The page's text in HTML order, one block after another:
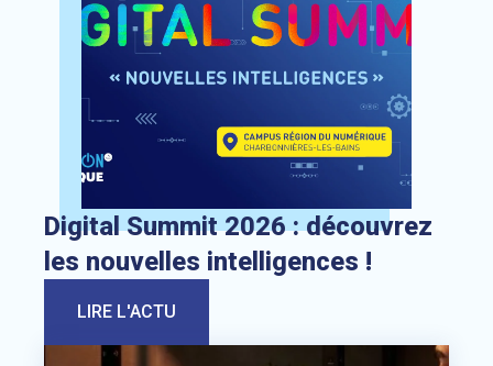
Digital Summit 2026 : découvrez
les nouvelles intelligences !
LIRE L'ACTU